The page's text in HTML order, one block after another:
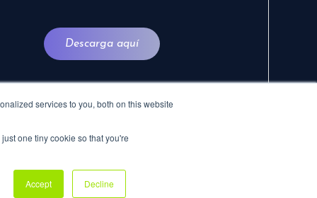
services to you, both on this website
one tiny cookie so that you're
Accept Decline
Descarga aquí